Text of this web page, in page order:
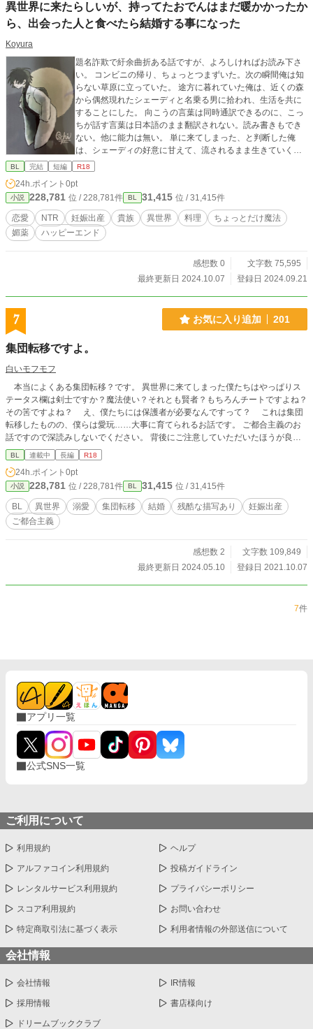
異世界に来たらしいが、持ってたおでんはまだ暖かかったか
ら、出会った人と食べたら結婚する事になった
Koyura
題名詐欺で紆余曲折ある話ですが、よろしければお読み下さ
い。 コンビニの帰り、ちょっとつまずいた。次の瞬間俺は知
らない草原に立っていた。 途方に暮れていた俺は、近くの森
から偶然現れたシェーディと名乗る男に拾われ、生活を共に
することにした。 向こうの言葉は同時通訳できるのに、こっ
ちが話す言葉は日本語のまま翻訳されない。読み書きもでき
ない。他に能力は無い。 単に来てしまった、と判断した俺
は、シェーディの好意に甘えて、流されるまま生きていく事
にした。 シェーディが平民じゃないと知るまでは平穏だった
BL 完結 短編 R18
24h.ポイント 0pt
小説 228,781 位 / 228,781件 BL 31,415 位 / 31,415件
恋愛 NTR 妊娠出産 貴族 異世界 料理
ちょっとだけ魔法
媚薬
ハッピーエンド
感想数 0
文字数 75,595
最終更新日 2024.10.07
登録日 2024.09.21
7 お気に入り追加 201
集団転移ですよ。
白いモフモフ
本当によくある集団転移？です。 異世界に来てしまった僕たちはやっぱりス
テータス欄は剣士ですか？魔法使い？それとも賢者？もちろんチートですよね？
その筈ですよね？ え、僕たちには保護者が必要なんですって？ これは集団
転移したものの、僕らは愛玩……大事に育てられるお話です。 ご都合主義のお
話ですので深読みしないでください。 背後にご注意していただいたほうが良い
場合は※をつけます。
BL 連載中 長編 R18
24h.ポイント 0pt
小説 228,781 位 / 228,781件 BL 31,415 位 / 31,415件
BL 異世界 溺愛 集団転移 結婚 残酷な描写あり
妊娠出産
ご都合主義
感想数 2
文字数 109,849
最終更新日 2024.05.10
登録日 2021.10.07
7件
アプリ一覧
公式SNS一覧
ご利用について
利用規約 ヘルプ
アルファコイン利用規約 投稿ガイドライン
レンタルサービス利用規約 プライバシーポリシー
スコア利用規約 お問い合わせ
特定商取引法に基づく表示 利用者情報の外部送信について
会社情報
会社情報 IR情報
採用情報 書店様向け
ドリームブッククラブ